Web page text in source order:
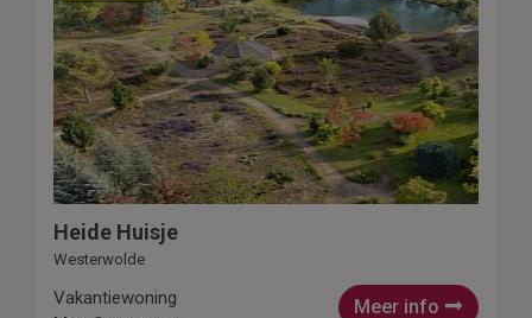
Heide Huisje
Westerwolde
Meer info
Vakantiewoning